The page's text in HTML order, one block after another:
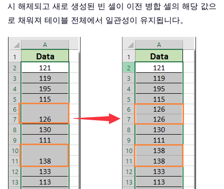
시 해제되고 새로 생성된 빈 셀이 이전 병합 셀의 해당 값으
로 채워져 테이블 전체에서 일관성이 유지됩니다。